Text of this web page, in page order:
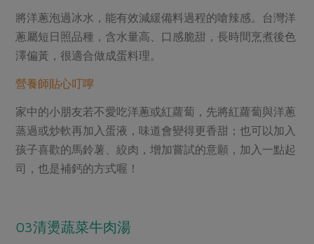
將洋蔥泡過冰水，能有效減緩備料過程的嗆辣感。台灣洋
蔥屬短日照品種，含水量高、口感脆甜，長時間烹煮後色
澤偏黃，很適合做成蛋料理。
營養師貼心叮嚀
家中的小朋友若不愛吃洋蔥或紅蘿蔔，先將紅蘿蔔與洋蔥
蒸過或炒軟再加入蛋液，味道會變得更香甜；也可以加入
孩子喜歡的馬鈴薯、絞肉，增加嘗試的意願，加入一點起
司，也是補鈣的方式喔！
03清燙蔬菜牛肉湯